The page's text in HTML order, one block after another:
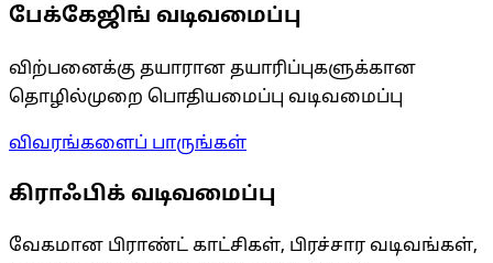
பேக்கேஜிங் வடிவமைப்பு
விற்பனைக்கு தயாரான தயாரிப்புகளுக்கான
தொழில்முறை பொதியமைப்பு வடிவமைப்பு
விவரங்களைப் பாருங்கள்
கிராஃபிக் வடிவமைப்பு
வேகமான பிராண்ட் காட்சிகள், பிரச்சார வடிவங்கள்,